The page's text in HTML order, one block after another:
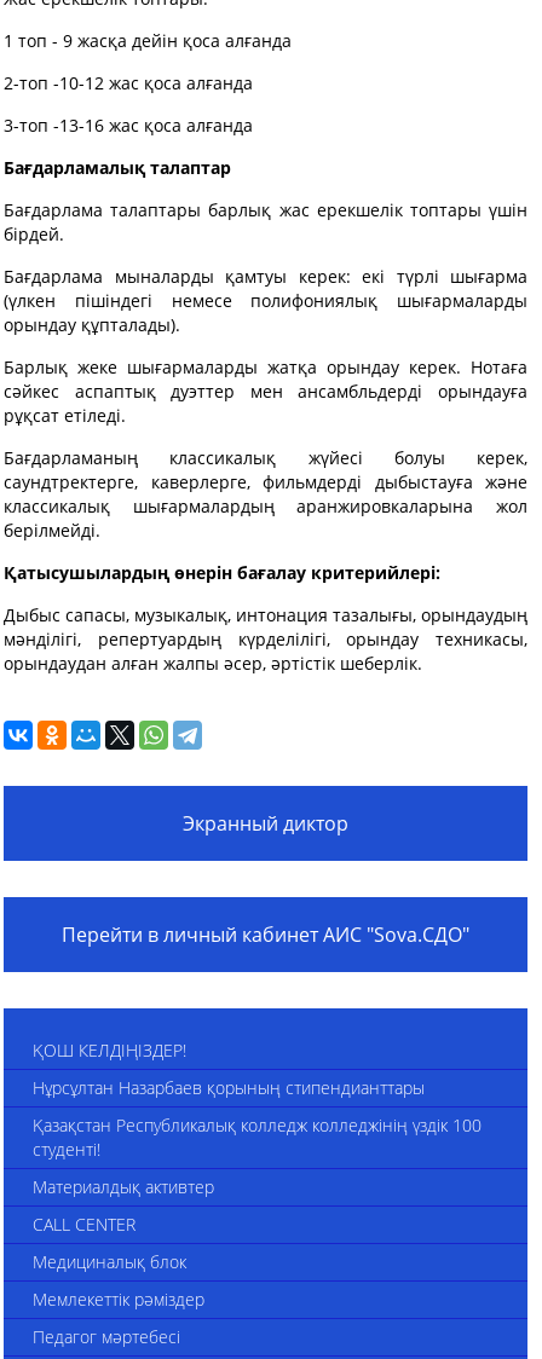
1 топ - 9 жасқа дейін қоса алғанда
2-топ -10-12 жас қоса алғанда
3-топ -13-16 жас қоса алғанда
Бағдарламалық талаптар
Бағдарлама талаптары барлық жас ерекшелік топтары үшін
бірдей.
Бағдарлама мыналарды қамтуы керек: екі түрлі шығарма
(үлкен пішіндегі немесе полифониялық шығармаларды
орындау құпталады).
Барлық жеке шығармаларды жатқа орындау керек. Нотаға
сәйкес аспаптық дуэттер мен ансамбльдерді орындауға
рұқсат етіледі.
Бағдарламаның классикалық жүйесі болуы керек,
саундтректерге, каверлерге, фильмдерді дыбыстауға және
классикалық шығармалардың аранжировкаларына жол
берілмейді.
Қатысушылардың өнерін бағалау критерийлері:
Дыбыс сапасы, музыкалық, интонация тазалығы, орындаудың
мәнділігі, репертуардың күрделілігі, орындау техникасы,
орындаудан алған жалпы әсер, әртістік шеберлік.
Экранный диктор
Перейти в личный кабинет АИС "Sova.СДО"
ҚОШ КЕЛДІҢІЗДЕР!
Нұрсұлтан Назарбаев қорының стипендианттары
Қазақстан Республикалық колледж колледжінің үздік 100
студенті!
Материалдық активтер
CALL CENTER
Медициналық блок
Мемлекеттік рәміздер
Педагог мәртебесі